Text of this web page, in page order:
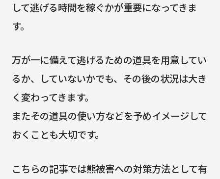
して逃げる時間を稼ぐかが重要になってきま
す。
万が一に備えて逃げるための道具を用意してい
るか、していないかでも、その後の状況は大き
く変わってきます。
またその道具の使い方などを予めイメージして
おくことも大切です。
こちらの記事では熊被害への対策方法として有